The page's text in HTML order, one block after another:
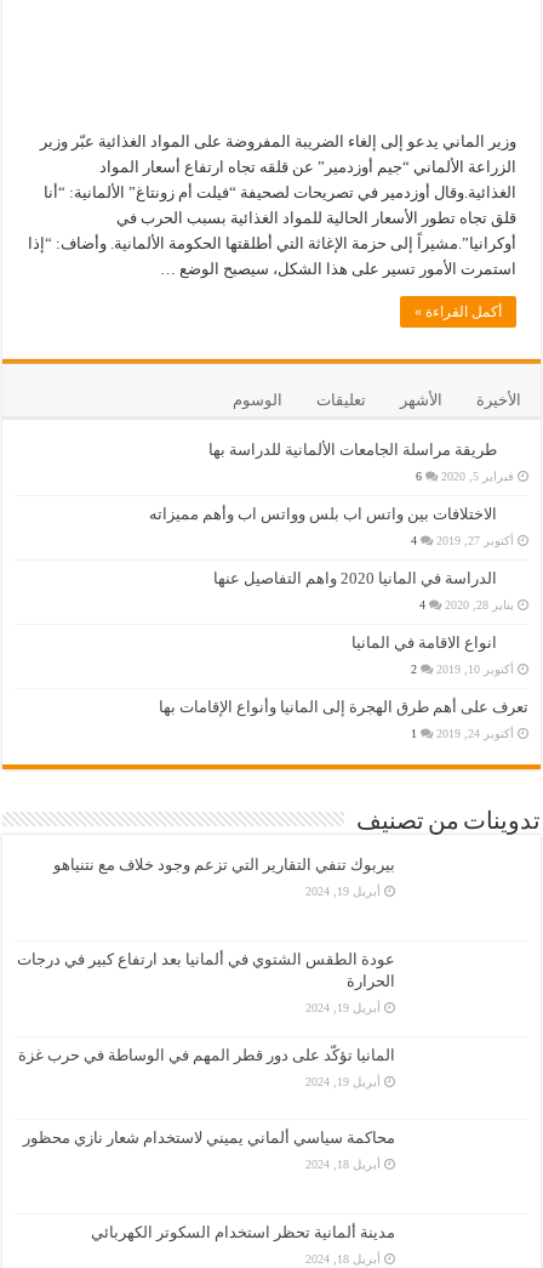
وزير الماني يدعو إلى إلغاء الضريبة المفروضة على المواد الغذائية عبّر وزير
الزراعة الألماني “جيم أوزدمير” عن قلقه تجاه ارتفاع أسعار المواد
الغذائية.وقال أوزدمير في تصريحات لصحيفة “فيلت أم زونتاغ” الألمانية: “أنا
قلق تجاه تطور الأسعار الحالية للمواد الغذائية بسبب الحرب في
أوكرانيا”.مشيراً إلى حزمة الإغاثة التي أطلقتها الحكومة الألمانية. وأضاف: “إذا
استمرت الأمور تسير على هذا الشكل، سيصبح الوضع …
أكمل القراءة »
الأخيرة الأشهر تعليقات الوسوم
طريقة مراسلة الجامعات الألمانية للدراسة بها
فبراير 5, 2020 6
الاختلافات بين واتس اب بلس وواتس اب وأهم مميزاته
أكتوبر 27, 2019 4
الدراسة في المانيا 2020 واهم التفاصيل عنها
يناير 28, 2020 4
انواع الاقامة في المانيا
أكتوبر 10, 2019 2
تعرف على أهم طرق الهجرة إلى المانيا وأنواع الإقامات بها
أكتوبر 24, 2019 1
تدوينات من تصنيف
بيربوك تنفي التقارير التي تزعم وجود خلاف مع نتنياهو
أبريل 19, 2024
عودة الطقس الشتوي في ألمانيا بعد ارتفاع كبير في درجات
الحرارة
أبريل 19, 2024
المانيا تؤكّد على دور قطر المهم في الوساطة في حرب غزة
أبريل 19, 2024
محاكمة سياسي ألماني يميني لاستخدام شعار نازي محظور
أبريل 18, 2024
مدينة ألمانية تحظر استخدام السكوتر الكهربائي
أبريل 18, 2024